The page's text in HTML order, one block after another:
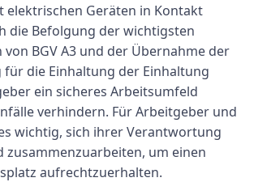
elektrischen Geräten in Kontakt
die Befolgung der wichtigsten
BGV A3 und der Übernahme der
die Einhaltung der Einhaltung
ein sicheres Arbeitsumfeld
verhindern. Für Arbeitgeber und
wichtig, sich ihrer Verantwortung
zusammenzuarbeiten, um einen
aufrechtzuerhalten.